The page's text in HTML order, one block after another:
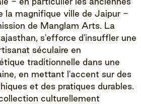
la magnifique ville de Jaipur -
de Manglam Arts. La
s'efforce d'insuffler une
séculaire en
traditionnelle dans une
en mettant l'accent sur des
et des pratiques durables.
culturellement